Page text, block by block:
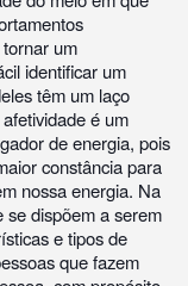
um
identificar um
têm um laço
é um
de energia, pois
constância para
nossa energia. Na
se dispõem a serem
e tipos de
que fazem